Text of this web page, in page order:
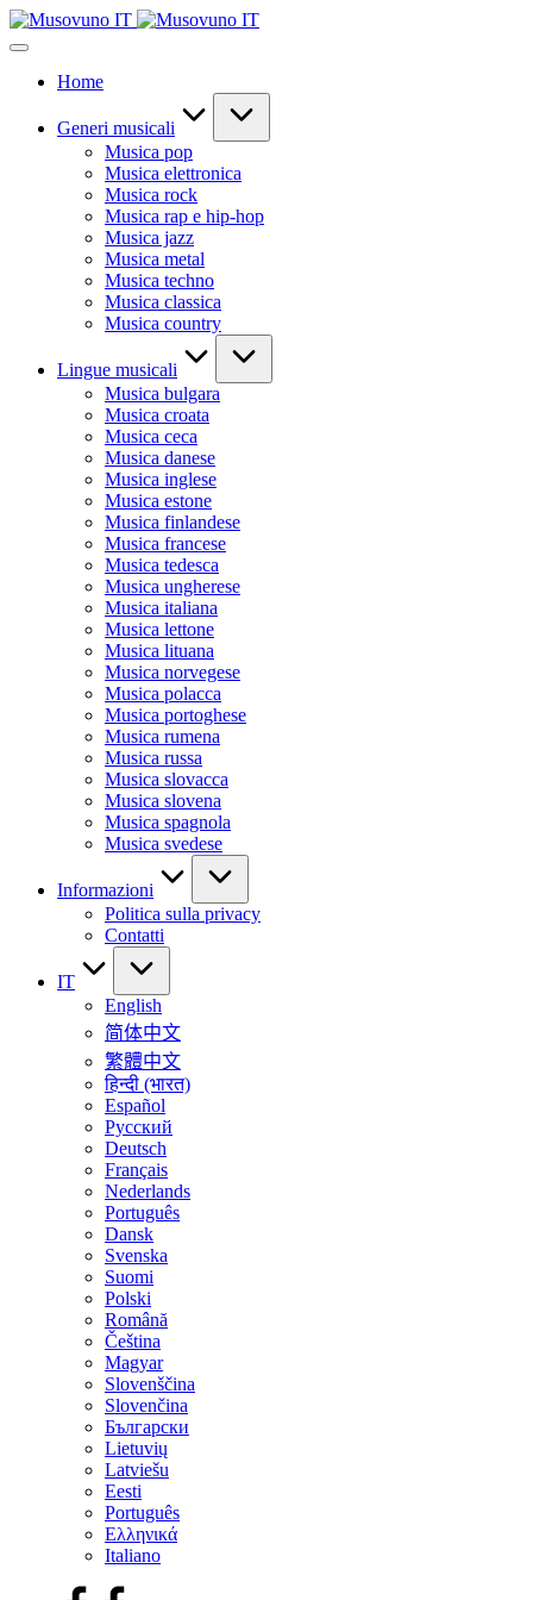
Skip
to
Home
Generi musicali
Musica pop
Musica elettronica
Musica rock
Musica rap e hip-hop
Musica jazz
Musica metal
Musica techno
Musica classica
Musica country
Lingue musicali
Musica bulgara
Musica croata
Musica ceca
Musica danese
Musica inglese
Musica estone
Musica finlandese
Musica francese
Musica tedesca
Musica ungherese
Musica italiana
Musica lettone
Musica lituana
Musica norvegese
Musica polacca
Musica portoghese
Musica rumena
Musica russa
Musica slovacca
Musica slovena
Musica spagnola
Musica svedese
Informazioni
Politica sulla privacy
Contatti
IT
English
简体中文
繁體中文
हिन्दी (भारत)
Español
Русский
Deutsch
Français
Nederlands
Português
Dansk
Svenska
Suomi
Polski
Română
Čeština
Magyar
Slovenščina
Slovenčina
Български
Lietuvių
Latviešu
Eesti
Português
Ελληνικά
Italiano
Facebook